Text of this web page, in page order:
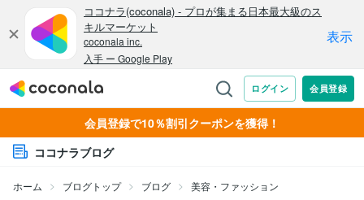
会員登録で10％割引クーポンを獲得！
ココナラブログ
ホーム ブログトップ ブログ 美容・ファッション